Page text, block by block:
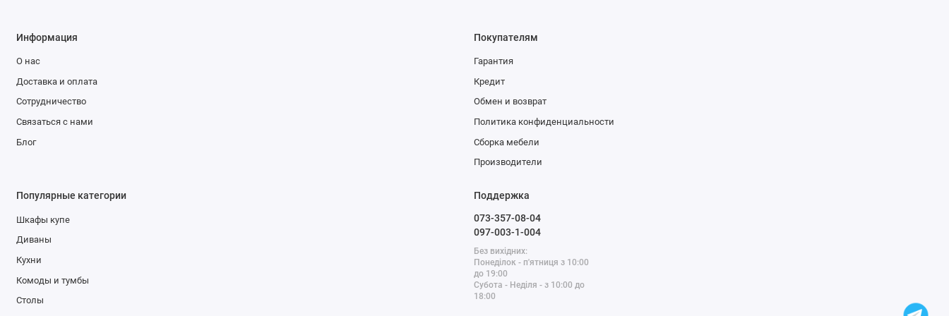
Информация
О нас
Доставка и оплата
Сотрудничество
Связаться с нами
Блог
Покупателям
Гарантия
Кредит
Обмен и возврат
Политика конфиденциальности
Сборка мебели
Производители
Популярные категории
Шкафы купе
Диваны
Кухни
Комоды и тумбы
Столы
Поддержка
073-357-08-04
097-003-1-004
Без вихідних:
Понеділок - п'ятниця з 10:00
до 19:00
Субота - Неділя - з 10:00 до
18:00